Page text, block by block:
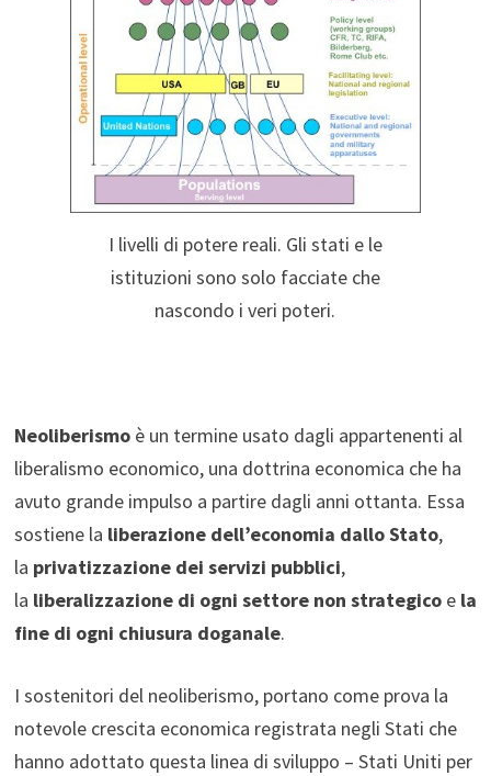
I livelli di potere reali. Gli stati e le
istituzioni sono solo facciate che
nascondo i veri poteri.
Neoliberismoè un termine usato dagli appartenenti al
liberalismo economico, una dottrina economica che ha
avuto grande impulso a partire dagli anni ottanta. Essa
sostiene la liberazione dell’economia dallo Stato,
la privatizzazione dei servizi pubblici,
la liberalizzazione di ogni settore non strategicoe la
fine di ogni chiusura doganale.
I sostenitori del neoliberismo, portano come prova la
notevole crescita economica registrata negli Stati che
hanno adottato questa linea di sviluppo – Stati Uniti per